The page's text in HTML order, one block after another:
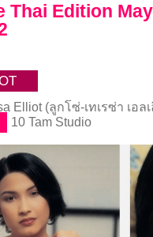
Thai Edition
Elliot (ลูกโซ่-เทเรซ่า เอล
10 Tam Studio